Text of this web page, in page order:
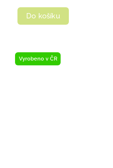
Do košíku
Vyrobeno v ČR